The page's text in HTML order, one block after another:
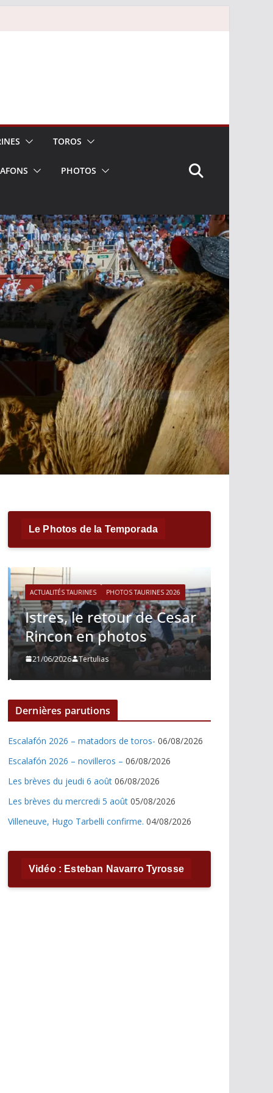
TOROS
PHOTOS
Le Photos de la Temporada
ACTUALITÉS TAURINES PHOTOS TAURINES 2026
Istres, le retour de Cesar
Rincon en photos
21/06/2026 Tertulias
Dernières parutions
Escalafón 2026 – matadors de toros- 06/08/2026
Escalafón 2026 – novilleros – 06/08/2026
Les brèves du jeudi 6 août 06/08/2026
Les brèves du mercredi 5 août 05/08/2026
Villeneuve, Hugo Tarbelli confirme. 04/08/2026
Vidéo : Esteban Navarro Tyrosse